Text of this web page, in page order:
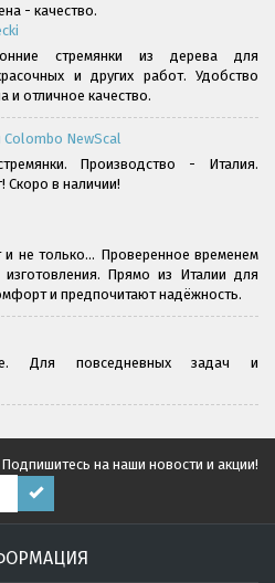
- качество.
стремянки из дерева для
и других работ. Удобство
и отличное качество.
Colombo NewScal
Производство - Италия.
Скоро в наличии!
не только... Проверенное временем
изготовления. Прямо из Италии для
и предпочитают надёжность.
Для повседневных задач и
Подпишитесь на наши новости и акции!